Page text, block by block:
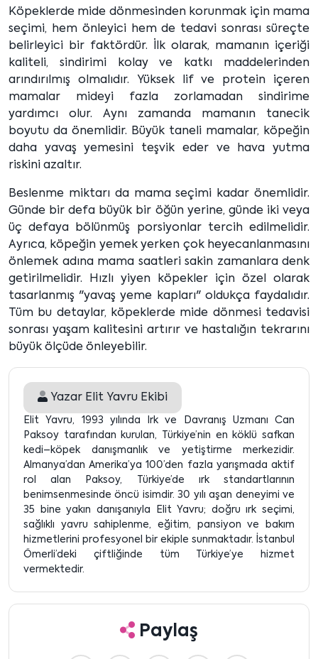
Köpeklerde mide dönmesinden korunmak için mama
seçimi, hem önleyici hem de tedavi sonrası süreçte
belirleyici bir faktördür. İlk olarak, mamanın içeriği
kaliteli, sindirimi kolay ve katkı maddelerinden
arındırılmış olmalıdır. Yüksek lif ve protein içeren
mamalar mideyi fazla zorlamadan sindirime
yardımcı olur. Aynı zamanda mamanın tanecik
boyutu da önemlidir. Büyük taneli mamalar, köpeğin
daha yavaş yemesini teşvik eder ve hava yutma
riskini azaltır.
Beslenme miktarı da mama seçimi kadar önemlidir.
Günde bir defa büyük bir öğün yerine, günde iki veya
üç defaya bölünmüş porsiyonlar tercih edilmelidir.
Ayrıca, köpeğin yemek yerken çok heyecanlanmasını
önlemek adına mama saatleri sakin zamanlara denk
getirilmelidir. Hızlı yiyen köpekler için özel olarak
tasarlanmış "yavaş yeme kapları" oldukça faydalıdır.
Tüm bu detaylar, köpeklerde mide dönmesi tedavisi
sonrası yaşam kalitesini artırır ve hastalığın tekrarını
büyük ölçüde önleyebilir.
Yazar Elit Yavru Ekibi
Elit Yavru, 1993 yılında Irk ve Davranış Uzmanı Can
Paksoy tarafından kurulan, Türkiye’nin en köklü safkan
kedi–köpek danışmanlık ve yetiştirme merkezidir.
Almanya’dan Amerika’ya 100’den fazla yarışmada aktif
rol alan Paksoy, Türkiye’de ırk standartlarının
benimsenmesinde öncü isimdir. 30 yılı aşan deneyimi ve
35 bine yakın danışanıyla Elit Yavru; doğru ırk seçimi,
sağlıklı yavru sahiplenme, eğitim, pansiyon ve bakım
hizmetlerini profesyonel bir ekiple sunmaktadır. İstanbul
Ömerli’deki çiftliğinde tüm Türkiye’ye hizmet
vermektedir.
Paylaş